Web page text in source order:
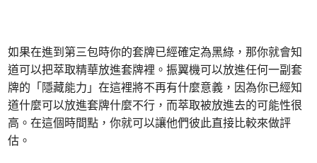
如果在進到第三包時你的套牌已經確定為黑綠，那你就會知
道可以把萃取精華放進套牌裡。振翼機可以放進任何一副套
牌的「隱藏能力」在這裡將不再有什麼意義，因為你已經知
道什麼可以放進套牌什麼不行，而萃取被放進去的可能性很
高。在這個時間點，你就可以讓他們彼此直接比較來做評
估。